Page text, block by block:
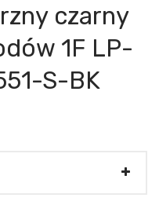
czarny
1F LP-
S-BK